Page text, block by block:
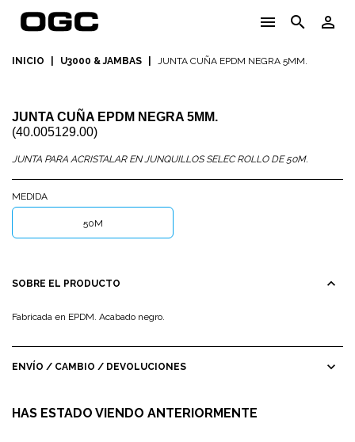
menu search person_outline
INICIO U3000 & JAMBAS JUNTA CUÑA EPDM NEGRA 5MM.
JUNTA CUÑA EPDM NEGRA 5MM.
(40.005129.00)
JUNTA PARA ACRISTALAR EN JUNQUILLOS SELEC ROLLO DE 50M.
MEDIDA
50M
expand_less
SOBRE EL PRODUCTO
Fabricada en EPDM. Acabado negro.
expand_more
ENVÍO / CAMBIO / DEVOLUCIONES
HAS ESTADO VIENDO ANTERIORMENTE